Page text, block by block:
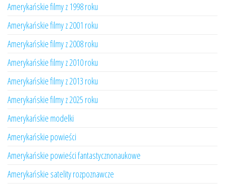
Amerykańskie filmy z 1998 roku
Amerykańskie filmy z 2001 roku
Amerykańskie filmy z 2008 roku
Amerykańskie filmy z 2010 roku
Amerykańskie filmy z 2013 roku
Amerykańskie filmy z 2025 roku
Amerykańskie modelki
Amerykańskie powieści
Amerykańskie powieści fantastycznonaukowe
Amerykańskie satelity rozpoznawcze